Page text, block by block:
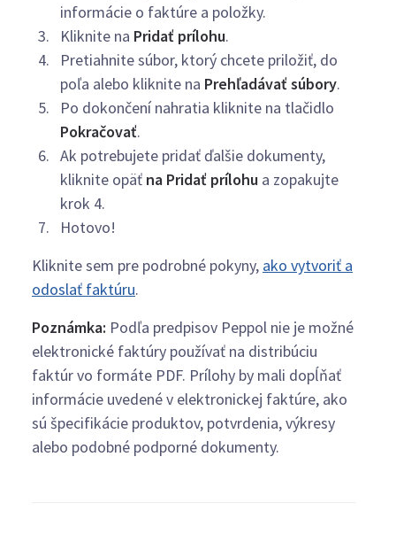
informácie o faktúre a položky.
Kliknite na Pridať prílohu.
Pretiahnite súbor, ktorý chcete priložiť, do
poľa alebo kliknite na Prehľadávať súbory.
Po dokončení nahratia kliknite na tlačidlo
Pokračovať.
Ak potrebujete pridať ďalšie dokumenty,
kliknite opäť na Pridať prílohu a zopakujte
krok 4.
Hotovo!
Kliknite sem pre podrobné pokyny, ako vytvoriť a
odoslať faktúru.
Poznámka: Podľa predpisov Peppol nie je možné
elektronické faktúry používať na distribúciu
faktúr vo formáte PDF. Prílohy by mali dopĺňať
informácie uvedené v elektronickej faktúre, ako
sú špecifikácie produktov, potvrdenia, výkresy
alebo podobné podporné dokumenty.